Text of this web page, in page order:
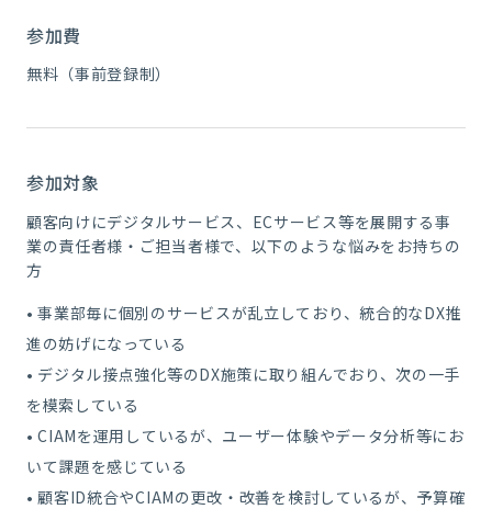
参加費
無料（事前登録制）
参加対象
顧客向けにデジタルサービス、ECサービス等を展開する事
業の責任者様・ご担当者様で、以下のような悩みをお持ちの
方
• 事業部毎に個別のサービスが乱立しており、統合的なDX推
進の妨げになっている
• デジタル接点強化等のDX施策に取り組んでおり、次の一手
を模索している
• CIAMを運用しているが、ユーザー体験やデータ分析等にお
いて課題を感じている
• 顧客ID統合やCIAMの更改・改善を検討しているが、予算確